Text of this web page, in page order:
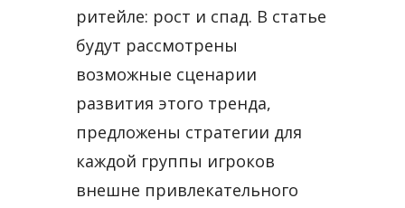
ритейле: рост и спад. В статье
будут рассмотрены
возможные сценарии
развития этого тренда,
предложены стратегии для
каждой группы игроков
внешне привлекательного